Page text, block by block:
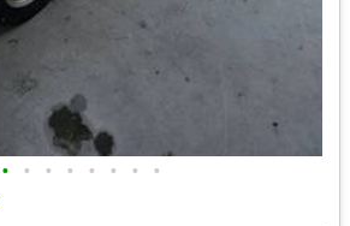
• • • • • • • •